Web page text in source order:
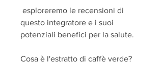
questo integratore e i suoi
potenziali benefici per la salute.
Cosa è l'estratto di caffè verde?